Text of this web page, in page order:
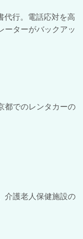
代行。電話応対を高
ーターがバックアッ
都でのレンタカーの
介護老人保健施設の